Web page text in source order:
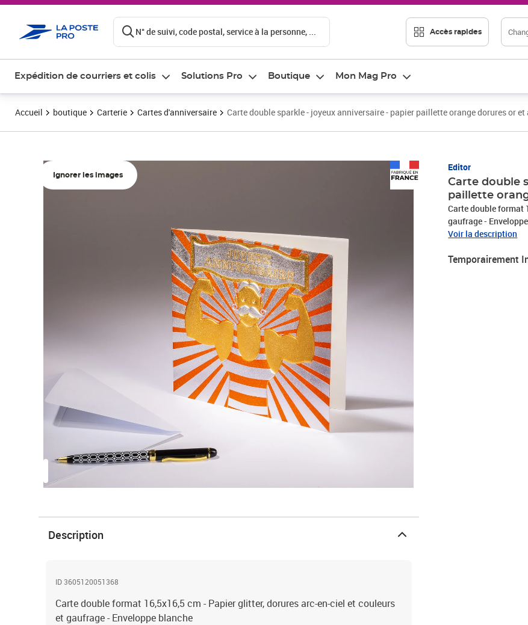
N° de suivi, code postal, service à la personne, ... Accès rapides
Expédition de courriers et colis Solutions Pro Boutique Mon Mag Pro
Accueil boutique Carterie Cartes d'anniversaire Carte double sparkle - joyeux anniversaire - papier paillette orange dorures or et
Ignorer les images
Editor
Carte double
paillette
Carte double format
gaufrage -
Voir la description
Temporairement
Description
ID 3605120051368
Carte double format 16,5x16,5 cm - Papier glitter, dorures arc-en-ciel et couleurs
et gaufrage - Enveloppe blanche